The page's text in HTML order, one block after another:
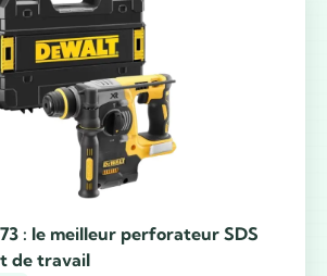
: le meilleur perforateur SDS
de travail